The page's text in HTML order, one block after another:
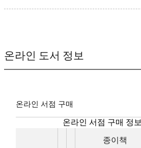
온라인 도서 정보
온라인 서점 구매
온라인 서점 구매 정보
종이책